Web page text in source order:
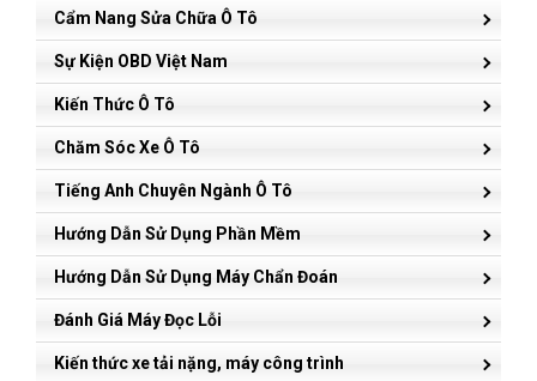
Cẩm Nang Sửa Chữa Ô Tô
Sự Kiện OBD Việt Nam
Kiến Thức Ô Tô
Chăm Sóc Xe Ô Tô
Tiếng Anh Chuyên Ngành Ô Tô
Hướng Dẫn Sử Dụng Phần Mềm
Hướng Dẫn Sử Dụng Máy Chẩn Đoán
Đánh Giá Máy Đọc Lỗi
Kiến thức xe tải nặng, máy công trình